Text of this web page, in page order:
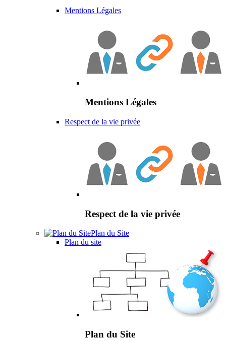
Mentions Légales
Mentions Légales
Respect de la vie privée
Respect de la vie privée
Plan du Site
Plan du site
Plan du Site